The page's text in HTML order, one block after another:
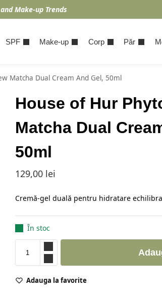
Make-up Trends
SPF Make-up Corp Păr
Matcha Dual Cream And Gel, 50ml
House of Hur
Matcha Dual
50ml
129,00 lei
Cremă-gel duală pentru hidratare
În stoc
Adauga la favorite